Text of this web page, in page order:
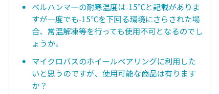
ベルハンマーの耐寒温度は-15℃と記載がありま
すが一度でも-15℃を下回る環境にさらされた場
合、常温解凍等を行っても使用不可となるのでし
ょうか。
マイクロバスのホイールベアリングに利用した
いと思うのですが、使用可能な商品は有ります
か？